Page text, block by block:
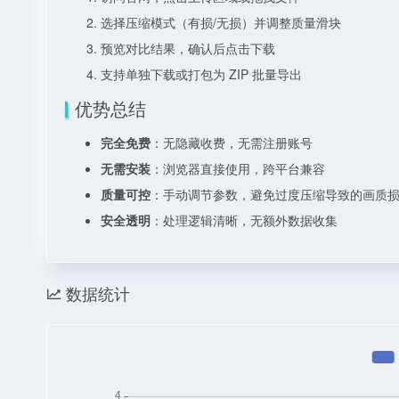
选择压缩模式（有损/无损）并调整质量滑块
预览对比结果，确认后点击下载
支持单独下载或打包为 ZIP 批量导出
优势总结
完全免费 ：无隐藏收费，无需注册账号
无需安装 ：浏览器直接使用，跨平台兼容
质量可控 ：手动调节参数，避免过度压缩导致的画质
安全透明 ：处理逻辑清晰，无额外数据收集
数据统计